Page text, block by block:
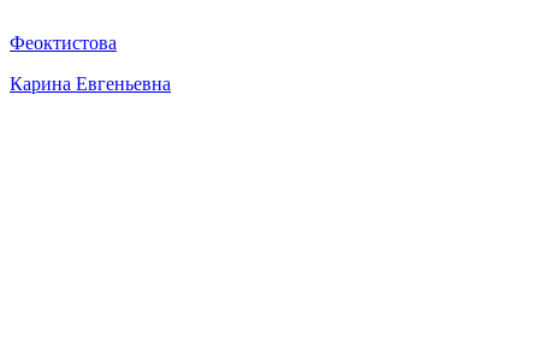
Феоктистова
Карина Евгеньевна